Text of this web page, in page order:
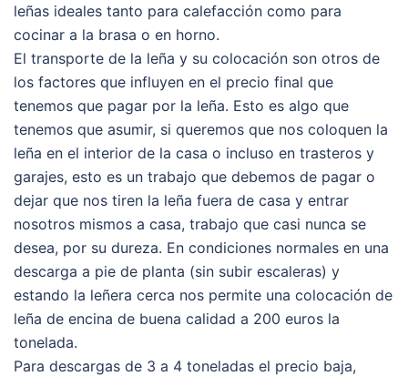
leñas ideales tanto para calefacción como para
cocinar a la brasa o en horno.
El transporte de la leña y su colocación son otros de
los factores que influyen en el precio final que
tenemos que pagar por la leña. Esto es algo que
tenemos que asumir, si queremos que nos coloquen la
leña en el interior de la casa o incluso en trasteros y
garajes, esto es un trabajo que debemos de pagar o
dejar que nos tiren la leña fuera de casa y entrar
nosotros mismos a casa, trabajo que casi nunca se
desea, por su dureza. En condiciones normales en una
descarga a pie de planta (sin subir escaleras) y
estando la leñera cerca nos permite una colocación de
leña de encina de buena calidad a 200 euros la
tonelada.
Para descargas de 3 a 4 toneladas el precio baja,